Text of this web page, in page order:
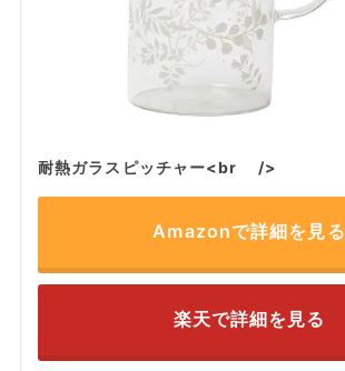
耐熱ガラスピッチャー<br />
Amazonで詳細を見る
楽天で詳細を見る